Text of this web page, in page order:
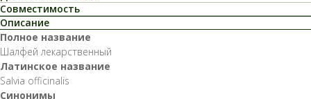
Совместимость
Описание
Полное название
Шалфей лекарственный
Латинское название
Salvia officinalis
Синонимы